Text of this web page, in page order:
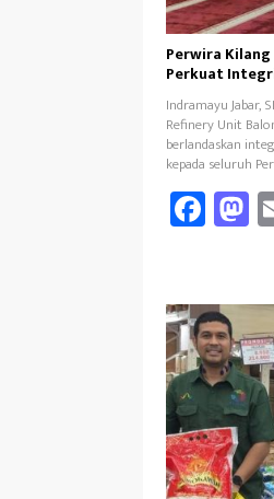
Perwira Kilang
Perkuat
Indramayu Jabar,
Refinery Unit
berlandaskan
kepada seluruh
Fa
ce
oo
k
d
o
n